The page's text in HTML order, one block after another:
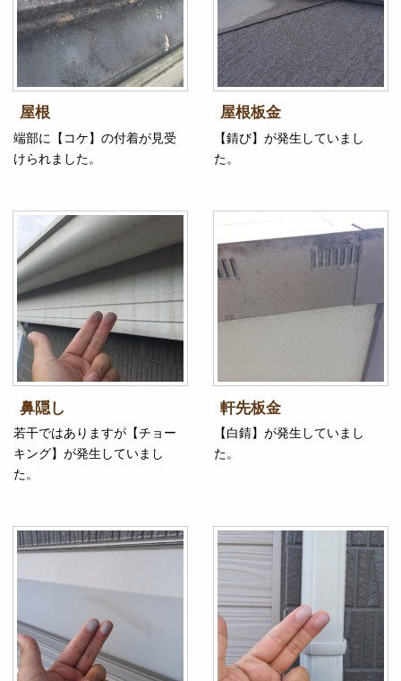
屋根
端部に【コケ】の付着が見受
けられました。
屋根板金
【錆び】が発生していまし
た。
鼻隠し
若干ではありますが【チョー
キング】が発生していまし
た。
軒先板金
【白錆】が発生していまし
た。